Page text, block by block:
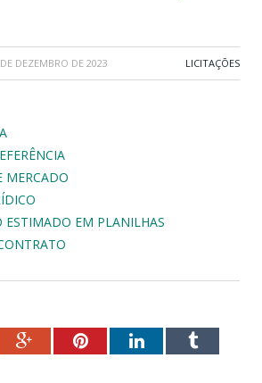
DEZEMBRO DE 2023 LICITAÇÕES
MERCADO
ESTIMADO EM PLANILHAS
Google+PinterestLinkedInTumblr